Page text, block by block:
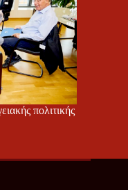
πολιτικής